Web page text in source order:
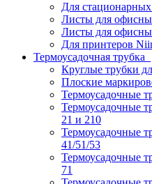
Для
Листы для
Листы для
Для принтеров
Термоусадочная трубка
Круглые трубки
Плоские
Термоусадочные
Термоусадочные
21 и 210
Термоусадочные
41/51/53
Термоусадочные
71